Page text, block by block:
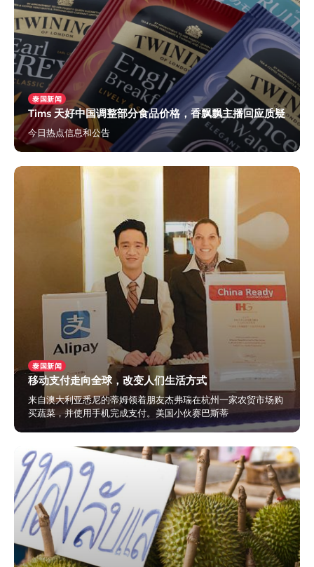
泰国新闻
Tims 天好中国调整部分食品价格，香飘飘主播回应质疑
今日热点信息和公告
2024年5月30日
泰国新闻
移动支付走向全球，改变人们生活方式
来自澳大利亚悉尼的蒂姆领着朋友杰弗瑞在杭州一家农贸市场购
买蔬菜，并使用手机完成支付。美国小伙赛巴斯蒂
2024年5月29日